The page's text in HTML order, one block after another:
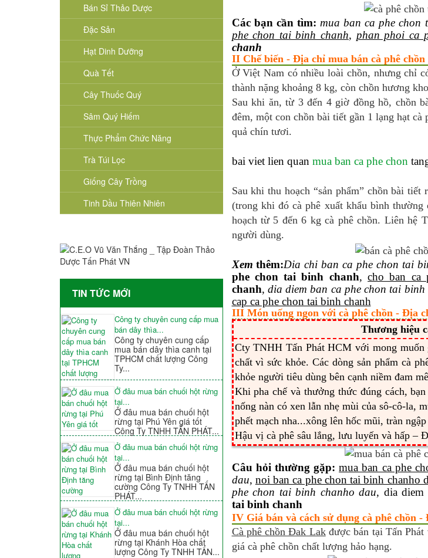
Bán Sỉ Thảo Dược
Đặc Sản
Hạt Dinh Dưỡng
Quà Tết
Cây Thuốc Quý
Sâm Quý Hiếm
Thực Phẩm Chức Năng
Trà Túi Lọc
Giống Cây Trồng
Tinh Dầu Thiên Nhiên
TIN TỨC MỚI
Công ty chuyên cung cấp mua
bán dây thìa...
Công ty chuyên cung cấp
mua bán dây thìa canh tại
TPHCM chất lượng Công
Ty...
Ở đâu mua bán chuối hột rừng
tại...
Ở đâu mua bán chuối hột
rừng tại Phú Yên giá tốt
Công Ty TNHH TẤN PHÁT...
Ở đâu mua bán chuối hột rừng
tại...
Ở đâu mua bán chuối hột
rừng tại Bình Định tăng
cường Công Ty TNHH TẤN
PHÁT...
Ở đâu mua bán chuối hột rừng
tại...
Ở đâu mua bán chuối hột
rừng tại Khánh Hòa chất
lượng Công Ty TNHH TẤN...
Các bạn cần tìm: mua ban ca phe chon
phe chon tai binh chanh, phan phoi ca
chanh
II Chế biến - Địa chỉ mua bán cà phê
Ở Việt Nam có nhiều loài chồn, nhưng chỉ
thành nặng khoảng 8 kg, còn chồn hương
Sau khi ăn, từ 3 đến 4 giờ đồng hồ, chồn
đêm, một con chồn bài tiết gần 1 lạng hạt
quả chín tươi.
bai viet lien quan mua ban ca phe chon
Sau khi thu hoạch “sản phẩm” chồn bài
(trong khi đó cà phê xuất khẩu bình
hoạch từ 5 đến 6 kg cà phê chồn. Liên hệ
người dùng.
Xemthêm:Dia chi ban ca phe chon tai
phe chon tai binh chanh,cho ban ca
chanh, dia diem ban ca phe chon tai binh
cap ca phe chon tai binh chanh
III Món uống ngon với cà phê chồn - Địa
Thương hiệu
Cty TNHH Tấn Phát HCM với mong
chất vì sức khỏe. Các dòng sản phẩm cà
khỏe người tiêu dùng bên cạnh niềm đam
Khi pha chế và thưởng thức đúng cách,
nống nàn có xen lẫn nhẹ mùi của sô-cô-la,
phết mạch nha...xông lên hốc mũi, tràn
Hậu vị cà phê sâu lắng, lưu luyến và hấp –
Câu hỏi thường gặp: mua ban ca phe
dau, noi ban ca phe chon tai binh chanho
phe chon tai binh chanho dau, dia diem
tai binh chanh
IV Giá bán và cách sử dụng cà phê chồn
Cà phê chồn Đak Lakđược bán tại Tấn Phát
giá cà phê chồn chất lượng hảo hạng.